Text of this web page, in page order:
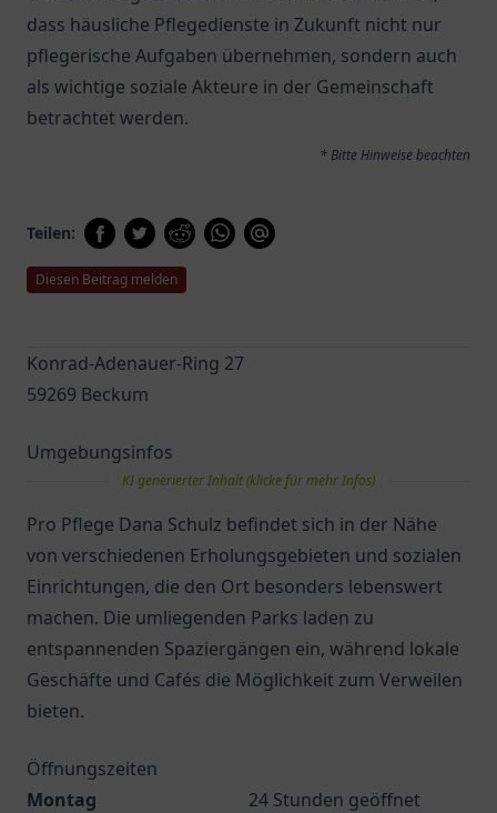
dass häusliche Pflegedienste in Zukunft nicht nur
pflegerische Aufgaben übernehmen, sondern auch
als wichtige soziale Akteure in der Gemeinschaft
betrachtet werden.
* Bitte Hinweise beachten
Teilen:
Diesen Beitrag melden
Konrad-Adenauer-Ring 27
59269 Beckum
Umgebungsinfos
KI generierter Inhalt (klicke für mehr Infos)
Pro Pflege Dana Schulz befindet sich in der Nähe
von verschiedenen Erholungsgebieten und sozialen
Einrichtungen, die den Ort besonders lebenswert
machen. Die umliegenden Parks laden zu
entspannenden Spaziergängen ein, während lokale
Geschäfte und Cafés die Möglichkeit zum Verweilen
bieten.
Öffnungszeiten
Montag
24 Stunden geöffnet